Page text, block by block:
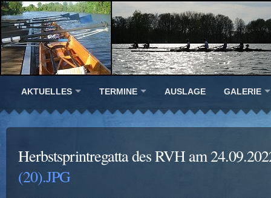
AKTUELLES TERMINE AUSLAGE GALERIE
Herbstsprintregatta des RVH am
(20).JPG